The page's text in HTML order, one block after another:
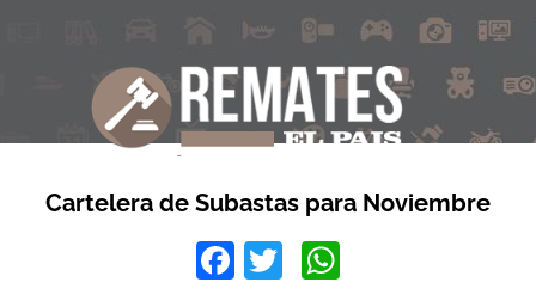
Cartelera de Subastas para Noviembre
Facebook
Twitter